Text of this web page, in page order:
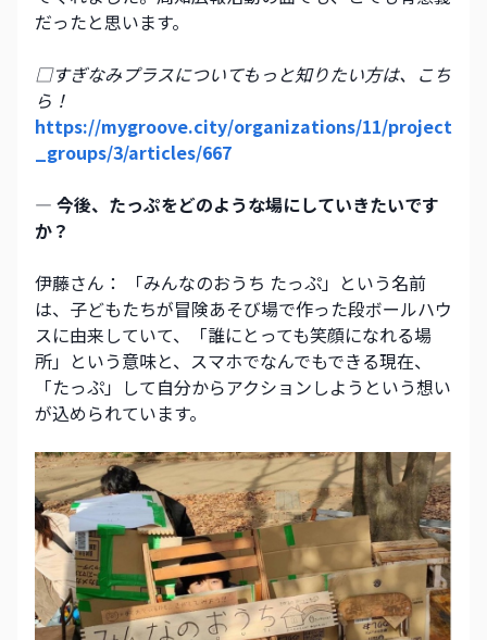
だったと思います。
□すぎなみプラスについてもっと知りたい方は、こち
ら！
https://mygroove.city/organizations/11/project
_groups/3/articles/667
― 今後、たっぷをどのような場にしていきたいです
か？
伊藤さん： 「みんなのおうち たっぷ」という名前
は、子どもたちが冒険あそび場で作った段ボールハウ
スに由来していて、「誰にとっても笑顔になれる場
所」という意味と、スマホでなんでもできる現在、
「たっぷ」して自分からアクションしようという想い
が込められています。